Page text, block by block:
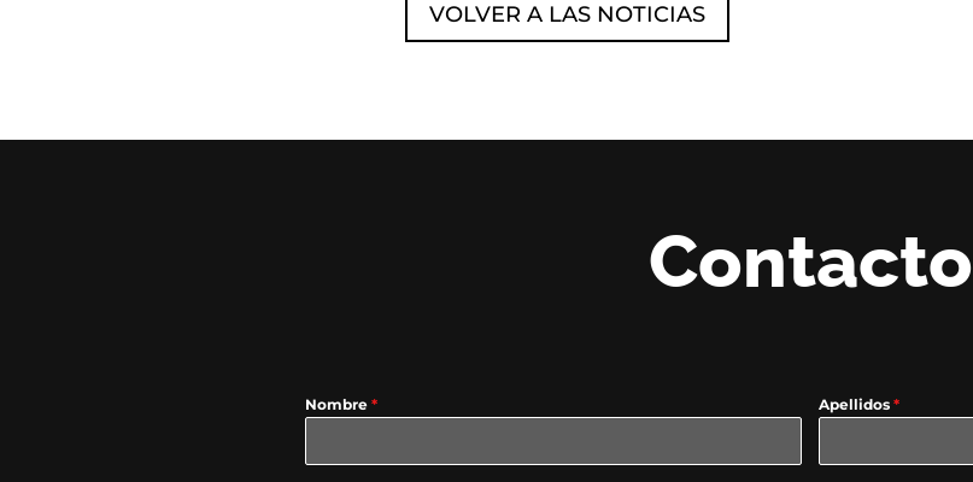
VOLVER A LAS NOTICIAS
Contacto
Nombre * Apellidos *